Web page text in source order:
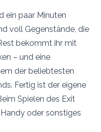
ein paar Minuten
voll Gegenstände, die
bekommt ihr mit
– und eine
der beliebtesten
Fertig ist der eigene
Spielen des Exit
oder sonstiges